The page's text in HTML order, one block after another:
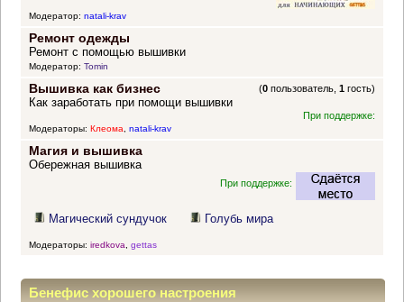
Модератор: natali-krav
Ремонт одежды
Ремонт с помощью вышивки
Модератор: Tomin
Вышивка как бизнес (0 пользователь,1 гость)
Как заработать при помощи вышивки
При поддержке:
Модераторы: Клеома, natali-krav
Магия и вышивка
Обережная вышивка
При поддержке:
Магический сундучок Голубь мира
Модераторы: iredkova gettas
Бенефис хорошего настроения